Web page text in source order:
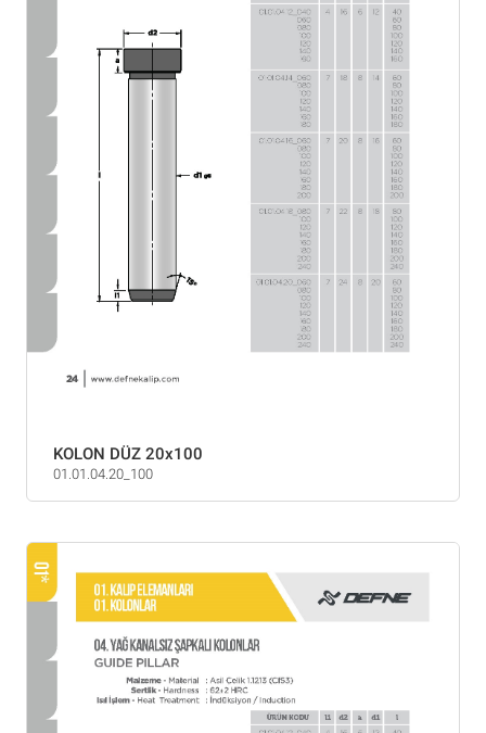
KOLON DÜZ 20x100
01.01.04.20_100